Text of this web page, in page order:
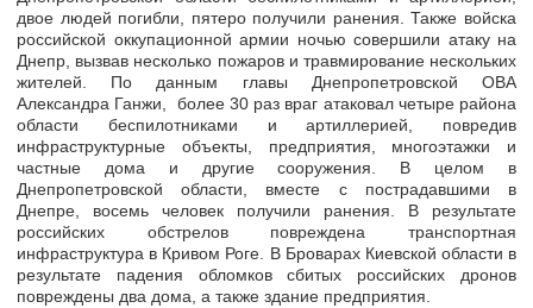
двое людей погибли, пятеро получили ранения. Также войска
российской оккупационной армии ночью совершили атаку на
Днепр, вызвав несколько пожаров и травмирование нескольких
жителей. По данным главы Днепропетровской ОВА
Александра Ганжи, более 30 раз враг атаковал четыре района
области беспилотниками и артиллерией, повредив
инфраструктурные объекты, предприятия, многоэтажки и
частные дома и другие сооружения. В целом в
Днепропетровской области, вместе с пострадавшими в
Днепре, восемь человек получили ранения. В результате
российских обстрелов повреждена транспортная
инфраструктура в Кривом Роге. В Броварах Киевской области в
результате падения обломков сбитых российских дронов
повреждены два дома, а также здание предприятия.